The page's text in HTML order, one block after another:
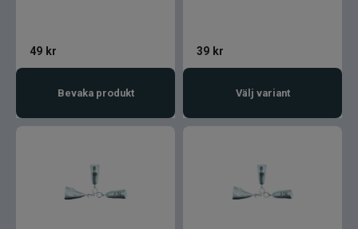
49 kr
Bevaka produkt
39 kr
Välj variant